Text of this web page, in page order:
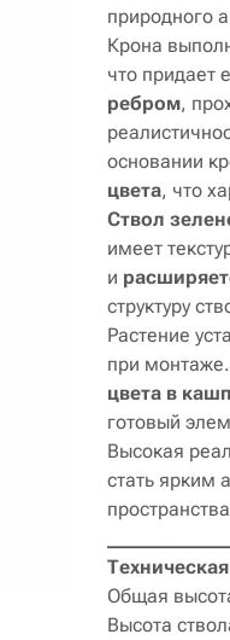
природного
Крона
что придает
ребром,
основании
цвета, что
Ствол
имеет
и
структуру
Растение
при
цвета в
готовый
Высокая
стать ярким
Общая
Высота